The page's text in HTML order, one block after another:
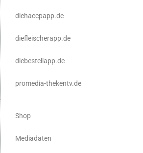
diehaccpapp.de
diefleischerapp.de
diebestellapp.de
promedia-thekentv.de
Shop
Mediadaten